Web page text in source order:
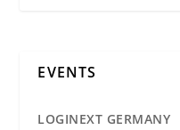
EVENTS
LOGINEXT GERMANY